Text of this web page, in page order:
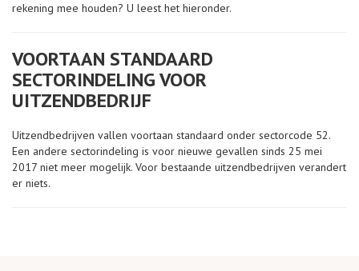
rekening mee houden? U leest het hieronder.
VOORTAAN STANDAARD
SECTORINDELING VOOR
UITZENDBEDRIJF
Uitzendbedrijven vallen voortaan standaard onder sectorcode 52.
Een andere sectorindeling is voor nieuwe gevallen sinds 25 mei
2017 niet meer mogelijk. Voor bestaande uitzendbedrijven verandert
er niets.